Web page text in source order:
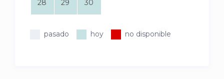
28 29 30
pasado hoy no disponible